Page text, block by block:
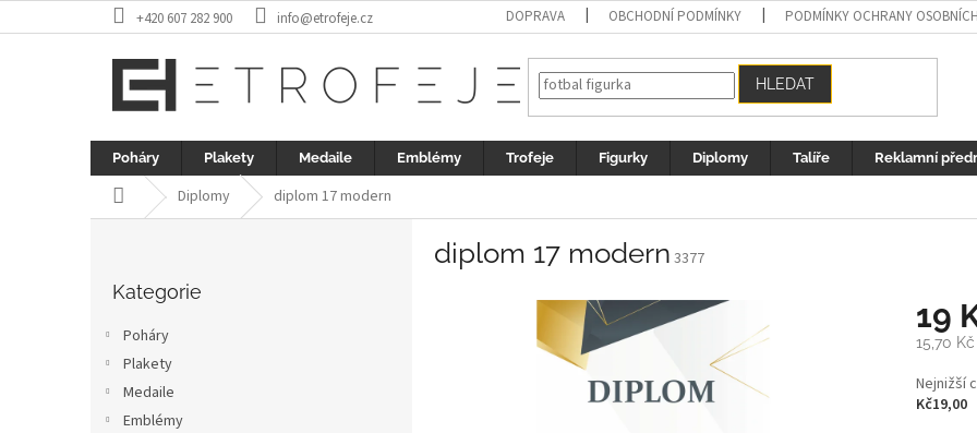
na
+420 607 282 900 info@etrofeje.cz DOPRAVA OBCHODNÍ PODMÍNKY PODMÍNKY OCHRANY
HLEDAT
Poháry Plakety Medaile Emblémy Trofeje Figurky Diplomy Talíře Reklamní
Domů Diplomy diplom 17 modern
kategorie
Kategorie
Poháry
Plakety
Medaile
Emblémy
diplom 17 modern 3377
19
15,70 Kč
Měrná
cena:
Nejnižší
Kč19,00